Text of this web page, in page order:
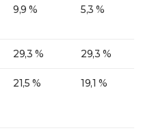
9,9 % 5,3 %
29,3 % 29,3 %
21,5 % 19,1 %